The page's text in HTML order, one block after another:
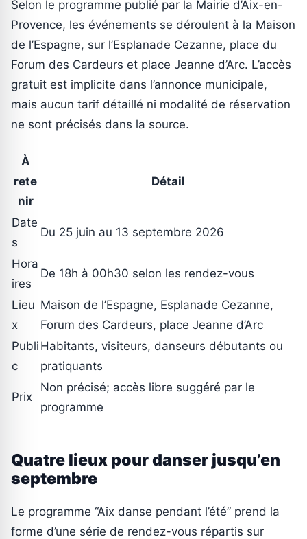
Selon le programme publié par la Mairie d’Aix-en-
Provence, les événements se déroulent à la Maison
de l’Espagne, sur l’Esplanade Cezanne, place du
Forum des Cardeurs et place Jeanne d’Arc. L’accès
gratuit est implicite dans l’annonce municipale,
mais aucun tarif détaillé ni modalité de réservation
ne sont précisés dans la source.
À
rete
nir
Détail
Date
s
Du 25 juin au 13 septembre 2026
Hora
ires
De 18h à 00h30 selon les rendez-vous
Lieu
x
Maison de l’Espagne, Esplanade Cezanne,
Forum des Cardeurs, place Jeanne d’Arc
Publi
c
Habitants, visiteurs, danseurs débutants ou
pratiquants
Prix
Non précisé; accès libre suggéré par le
programme
Quatre lieux pour danser jusqu’en
septembre
Le programme “Aix danse pendant l’été” prend la
forme d’une série de rendez-vous répartis sur